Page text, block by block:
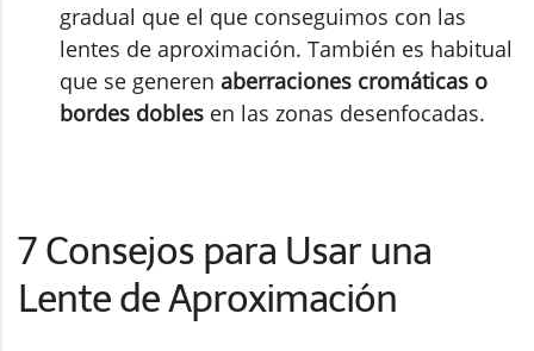
gradual que el que conseguimos con las
lentes de aproximación. También es habitual
que se generen aberraciones cromáticas o
bordes dobles en las zonas desenfocadas.
7 Consejos para Usar una
Lente de Aproximación